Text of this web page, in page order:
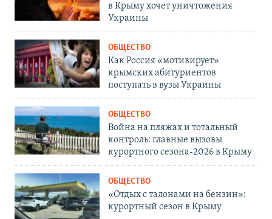
в Крыму хочет уничтожения
Украины
ОБЩЕСТВО
Как Россия «мотивирует»
крымских абитуриентов
поступать в вузы Украины
ОБЩЕСТВО
Война на пляжах и тотальный
контроль: главные вызовы
курортного сезона-2026 в Крыму
ОБЩЕСТВО
«Отдых с талонами на бензин»:
курортный сезон в Крыму